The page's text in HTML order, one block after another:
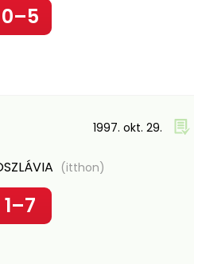
0–5
1997. okt. 29.
(itthon)
1–7